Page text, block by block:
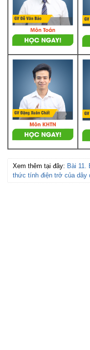
Xem thêm tại đây: Bài 11.
thức tính điện trở của dây